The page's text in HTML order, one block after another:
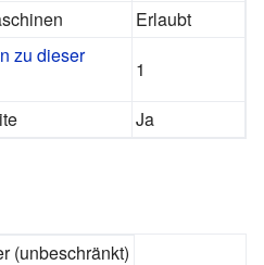
Erlaubt
zu dieser
1
Ja
(unbeschränkt)